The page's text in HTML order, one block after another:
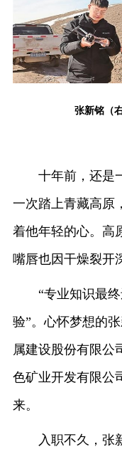
张新铭（
十年前，还是一
一次踏上青藏高原
着他年轻的心。高
嘴唇也因干燥裂开
“专业知识最终
验”。心怀梦想的
属建设股份有限公
色矿业开发有限公
来。
入职不久，张新